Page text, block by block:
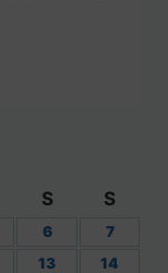
S S
6
7
13
14